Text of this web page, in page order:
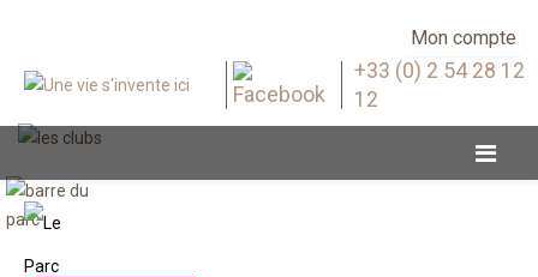
Mon compte
+33 (0) 2 54 28 12
12